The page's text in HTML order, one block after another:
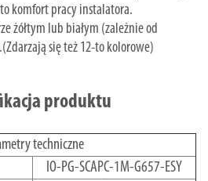
komfort pracy instalatora.
żółtym lub białym (zależnie od
się też 12-to kolorowe)
produktu
techniczne
IO-PG-SCAPC-1M-G657-ESY